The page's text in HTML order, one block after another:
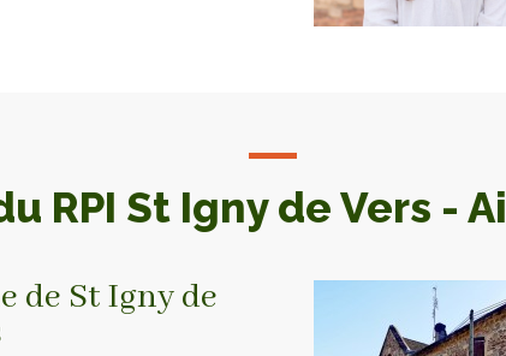
RPI St Igny de Vers -
de St Igny de